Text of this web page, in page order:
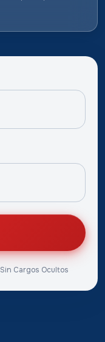
Sin Cargos Ocultos